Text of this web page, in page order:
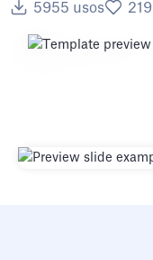
5955 usos 219